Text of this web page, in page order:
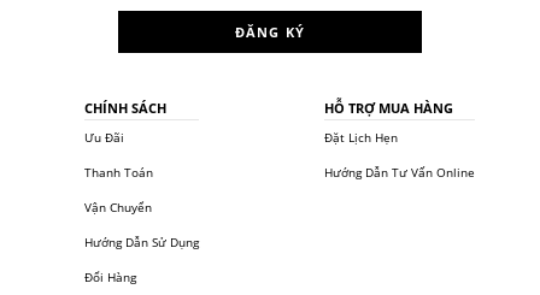
ĐĂNG KÝ
CHÍNH SÁCH
Ưu Đãi
Thanh Toán
Vận Chuyển
Hướng Dẫn Sử Dụng
Đổi Hàng
HỖ TRỢ MUA HÀNG
Đặt Lịch Hẹn
Hướng Dẫn Tư Vấn Online